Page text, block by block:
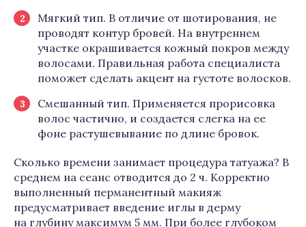
Мягкий тип. В отличие от шотирования, не
проводят контур бровей. На внутреннем
участке окрашивается кожный покров между
волосами. Правильная работа специалиста
поможет сделать акцент на густоте волосков.
Смешанный тип. Применяется прорисовка
волос частично, и создается слегка на ее
фоне растушевывание по длине бровок.
Сколько времени занимает процедура татуажа? В
среднем на сеанс отводится до 2 ч. Корректно
выполненный перманентный макияж
предусматривает введение иглы в дерму
на глубину максимум 5 мм. При более глубоком